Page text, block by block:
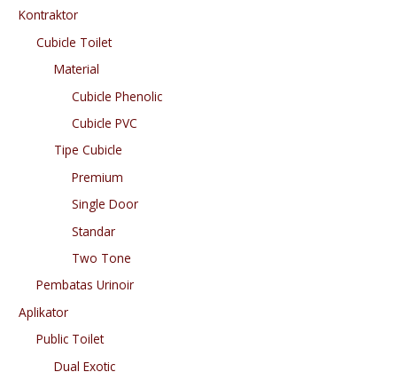
Kontraktor
Cubicle Toilet
Material
Cubicle Phenolic
Cubicle PVC
Tipe Cubicle
Premium
Single Door
Standar
Two Tone
Pembatas Urinoir
Aplikator
Public Toilet
Dual Exotic